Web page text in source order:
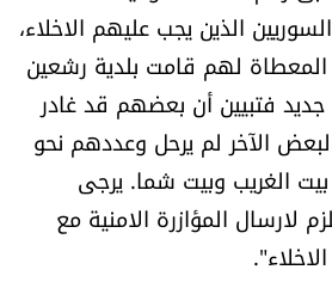
الذين يجب عليهم الاخلاء،
لهم قامت بلدية رشعين
فتبيين أن بعضهم قد غادر
الآخر لم يرحل وعددهم نحو
الغريب وبيت شما. يرجى
لارسال المؤازرة الامنية مع